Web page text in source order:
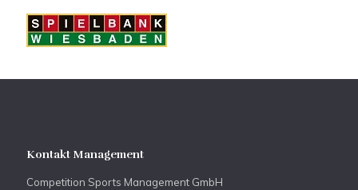
Kontakt Management
Competition Sports Management GmbH